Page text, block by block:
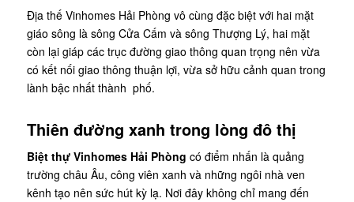
Địa thế Vinhomes Hải Phòng vô cùng đặc biệt với hai mặt
giáo sông là sông Cửa Cấm và sông Thượng Lý, hai mặt
còn lại giáp các trục đường giao thông quan trọng nên vừa
có kết nối giao thông thuận lợi, vừa sở hữu cảnh quan trong
lành bậc nhất thành phố.
Thiên đường xanh trong lòng đô thị
Biệt thự Vinhomes Hải Phòng có điểm nhấn là quảng
trường châu Âu, công viên xanh và những ngôi nhà ven
kênh tạo nên sức hút kỳ lạ. Nơi đây không chỉ mang đến